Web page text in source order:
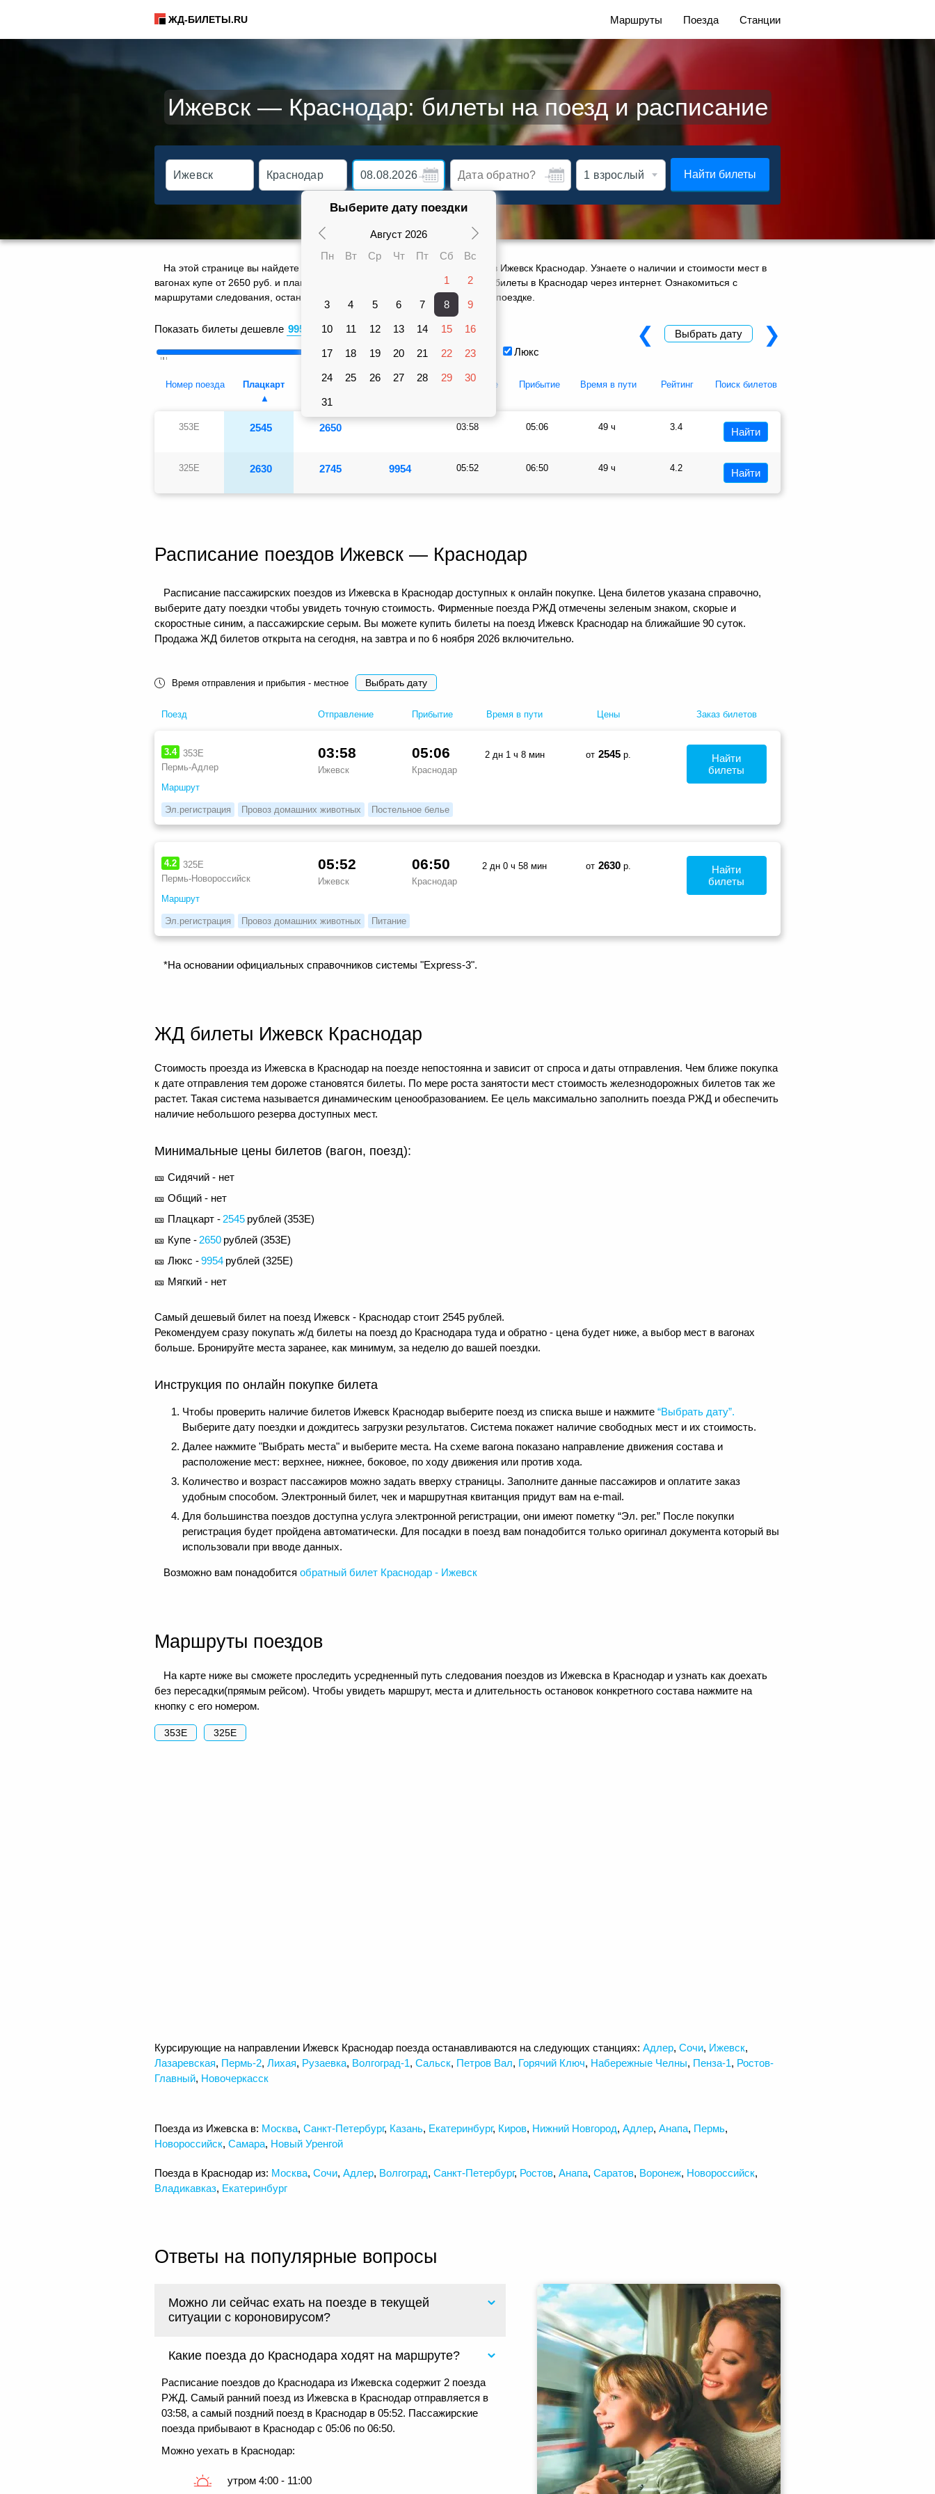
ЖД-БИЛЕТЫ.RU Маршруты Поезда Станции
Ижевск — Краснодар: билеты на поезд и расписание
Выберите дату поездки
Август 2026
Пн
Вт Ср Чт Пт Сб Вс
1 2
3 4 5 6 7 8 9
10 11 12 13 14 15 16
17 18 19 20 21 22 23
24 25 26 27 28 29 30
31
Найти билеты
На этой странице вы найдете актуальное расписание движения поездов Ижевск Краснодар. Узнаете о наличии и стоимости мест в
вагонах купе от 2650 руб. и плацкарте от 2545 руб. Сможете заказать ж/д билеты в Краснодар через интернет. Ознакомиться с
маршрутами следования, остановками 2 поездов, оставить отзыв о своей поездке.
Показать билеты дешевле рублей Вагоны
Плацкарт Купе Люкс
❮ Выбрать дату ❯
Номер поезда Плацкарт Купе Люкс Отправление Прибытие Время в пути Рейтинг Поиск билетов
353Е 2545 2650 03:58 05:06 49 ч 3.4 Найти
325Е 2630 2745 9954 05:52 06:50 49 ч 4.2 Найти
Расписание поездов Ижевск — Краснодар
Расписание пассажирских поездов из Ижевска в Краснодар доступных к онлайн покупке. Цена билетов указана справочно,
выберите дату поездки чтобы увидеть точную стоимость. Фирменные поезда РЖД отмечены зеленым знаком, скорые и
скоростные синим, а пассажирские серым. Вы можете купить билеты на поезд Ижевск Краснодар на ближайшие 90 суток.
Продажа ЖД билетов открыта на сегодня, на завтра и по 6 ноября 2026 включительно.
Время отправления и прибытия - местное Выбрать дату
Поезд Отправление Прибытие Время в пути Цены Заказ билетов
3.4 353Е
Пермь-Адлер
Маршрут
03:58
Ижевск
05:06
Краснодар
2 дн 1 ч 8 мин от 2545 р.
Эл.регистрация Провоз домашних животных Постельное белье
Найти
билеты
4.2 325Е
Пермь-Новороссийск
Маршрут
05:52
Ижевск
06:50
Краснодар
2 дн 0 ч 58 мин от 2630 р.
Эл.регистрация Провоз домашних животных Питание
Найти
билеты
*На основании официальных справочников системы "Express-3".
ЖД билеты Ижевск Краснодар
Стоимость проезда из Ижевска в Краснодар на поезде непостоянна и зависит от спроса и даты отправления. Чем ближе покупка
к дате отправления тем дороже становятся билеты. По мере роста занятости мест стоимость железнодорожных билетов так же
растет. Такая система называется динамическим ценообразованием. Ее цель максимально заполнить поезда РЖД и обеспечить
наличие небольшого резерва доступных мест.
Минимальные цены билетов (вагон, поезд):
🎫 Сидячий - нет
🎫 Общий - нет
🎫 Плацкарт - 2545 рублей (353Е)
🎫 Купе - 2650 рублей (353Е)
🎫 Люкс -9954 рублей (325Е)
🎫 Мягкий - нет
Самый дешевый билет на поезд Ижевск - Краснодар стоит 2545 рублей.
Рекомендуем сразу покупать ж/д билеты на поезд до Краснодара туда и обратно - цена будет ниже, а выбор мест в вагонах
больше. Бронируйте места заранее, как минимум, за неделю до вашей поездки.
Инструкция по онлайн покупке билета
Чтобы проверить наличие билетов Ижевск Краснодар выберите поезд из списка выше и нажмите “Выбрать дату”.
Выберите дату поездки и дождитесь загрузки результатов. Система покажет наличие свободных мест и их стоимость.
Далее нажмите "Выбрать места" и выберите места. На схеме вагона показано направление движения состава и
расположение мест: верхнее, нижнее, боковое, по ходу движения или против хода.
Количество и возраст пассажиров можно задать вверху страницы. Заполните данные пассажиров и оплатите заказ
удобным способом. Электронный билет, чек и маршрутная квитанция придут вам на e-mail.
Для большинства поездов доступна услуга электронной регистрации, они имеют пометку “Эл. рег.” После покупки
регистрация будет пройдена автоматически. Для посадки в поезд вам понадобится только оригинал документа который вы
использовали при вводе данных.
Возможно вам понадобится обратный билет Краснодар - Ижевск
Маршруты поездов
На карте ниже вы сможете проследить усредненный путь следования поездов из Ижевска в Краснодар и узнать как доехать
без пересадки(прямым рейсом). Чтобы увидеть маршрут, места и длительность остановок конкретного состава нажмите на
кнопку с его номером.
353Е 325Е
Курсирующие на направлении Ижевск Краснодар поезда останавливаются на следующих станциях: Адлер, Сочи, Ижевск,
Лазаревская, Пермь-2, Лихая, Рузаевка, Волгоград-1, Сальск, Петров Вал, Горячий Ключ, Набережные Челны, Пенза-1, Ростов-
Главный, Новочеркасск
Поезда из Ижевска в: Москва, Санкт-Петербург, Казань, Екатеринбург, Киров, Нижний Новгород, Адлер, Анапа, Пермь,
Новороссийск, Самара, Новый Уренгой
Поезда в Краснодар из: Москва, Сочи, Адлер, Волгоград, Санкт-Петербург, Ростов, Анапа, Саратов, Воронеж, Новороссийск,
Владикавказ, Екатеринбург
Ответы на популярные вопросы
Можно ли сейчас ехать на поезде в текущей
ситуации с короновирусом?
Какие поезда до Краснодара ходят на маршруте?
Расписание поездов до Краснодара из Ижевска содержит 2 поезда
РЖД. Самый ранний поезд из Ижевска в Краснодар отправляется в
03:58, а самый поздний поезд в Краснодар в 05:52. Пассажирские
поезда прибывают в Краснодар с 05:06 по 06:50.
Можно уехать в Краснодар:
утром 4:00 - 11:00